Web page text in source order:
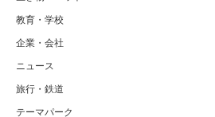
教育・学校
企業・会社
ニュース
旅行・鉄道
テーマパーク